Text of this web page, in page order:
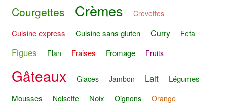
Courgettes Crèmes Crevettes
Cuisine express Cuisine sans gluten Curry Feta
Figues Flan Fraises Fromage Fruits
Gâteaux Glaces Jambon Lait
Légumes
Mousses
Noisette Noix Oignons Orange